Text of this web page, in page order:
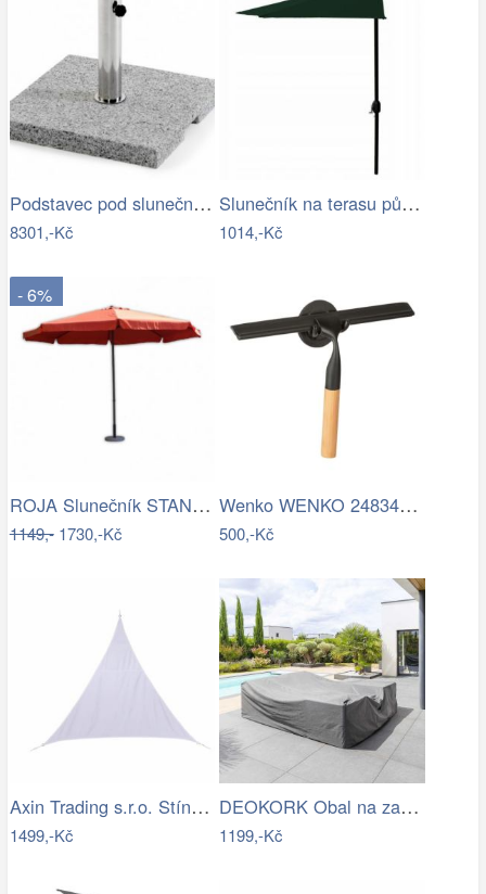
Podstavec pod slunečník ODDIN - GD
8301,-Kč
Slunečník na terasu půlkruhový - zelený…
1014,-Kč
- 6%
ROJA Slunečník STANDART 4m - terracota
1149,-1730,-Kč
Wenko WENKO 24834100 - Stěrka BAMBUSa…
500,-Kč
Axin Trading s.r.o. Stínící plachta…
1499,-Kč
DEOKORK Obal na zahradní nábytek…
1199,-Kč